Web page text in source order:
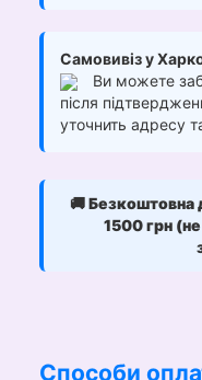
Самовивіз у
Ви можете
після
уточнить адресу
🚚Безкоштовна
1500 грн
Способи